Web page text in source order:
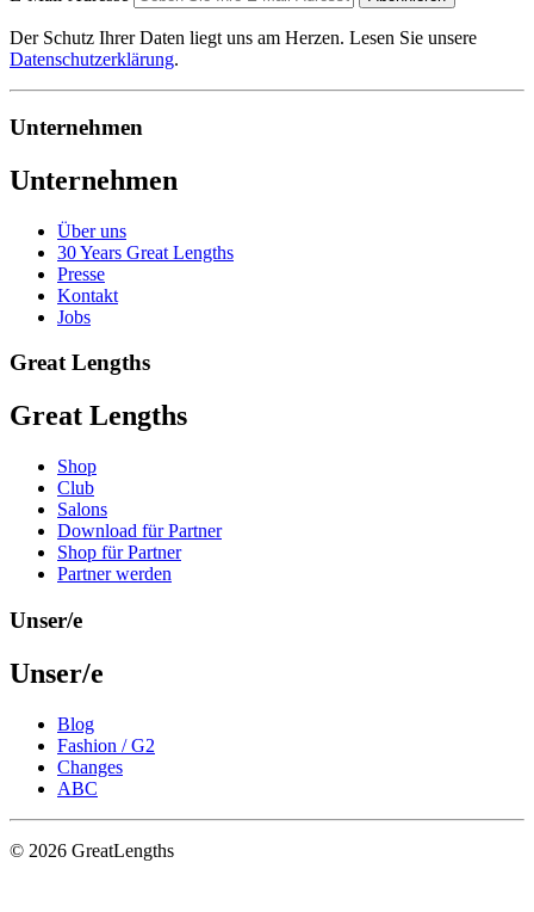
Der Schutz Ihrer Daten liegt uns am Herzen. Lesen Sie unsere
Datenschutzerklärung.
Unternehmen
Unternehmen
Über uns
30 Years Great Lengths
Presse
Kontakt
Jobs
Great Lengths
Great Lengths
Shop
Club
Salons
Download für Partner
Shop für Partner
Partner werden
Unser/e
Unser/e
Blog
Fashion / G2
Changes
ABC
© 2026 GreatLengths